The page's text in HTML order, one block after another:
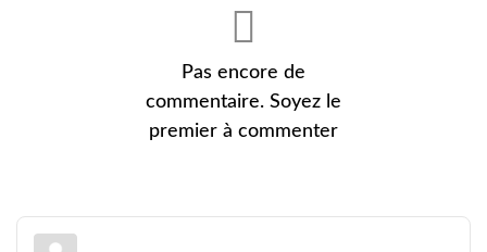
Pas encore de
commentaire. Soyez le
premier à commenter